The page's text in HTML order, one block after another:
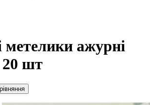
метелики ажурні
20 шт